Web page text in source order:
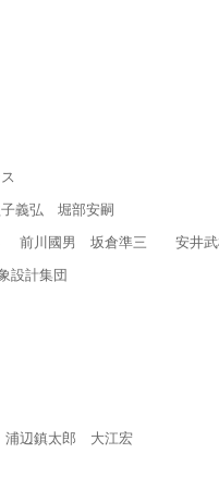
義弘 堀部安嗣
前川國男 坂倉準三 安井武
設計集団
辺鎮太郎 大江宏